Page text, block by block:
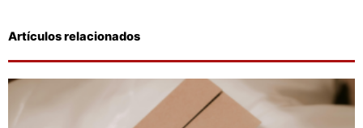
Artículos relacionados